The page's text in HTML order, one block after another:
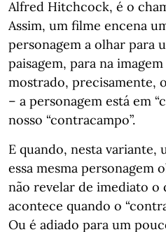
Alfred Hitchcock, é o
Assim, um filme encena
personagem a olhar para
paisagem, para na
mostrado, precisamente,
– a personagem está em
nosso “contracampo”.
E quando, nesta variante,
essa mesma personagem
não revelar de imediato o
acontece quando o
Ou é adiado para um